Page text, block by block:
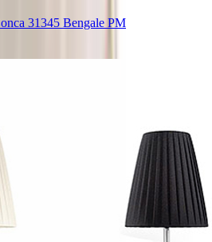
31345 Bengale PM